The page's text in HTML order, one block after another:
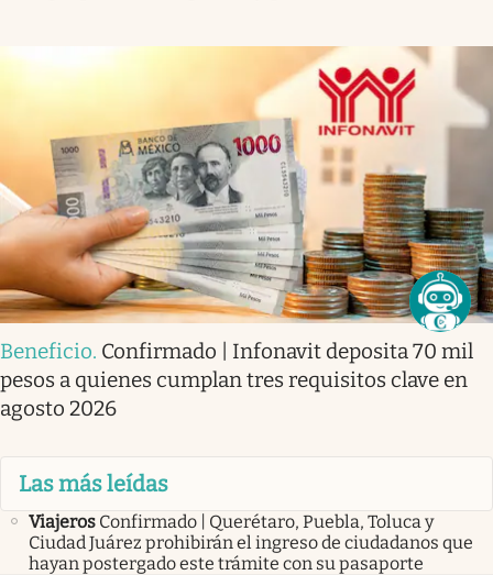
Beneficio. Confirmado | Infonavit deposita 70 mil
pesos a quienes cumplan tres requisitos clave en
agosto 2026
Las más leídas
Viajeros Confirmado | Querétaro, Puebla, Toluca y
Ciudad Juárez prohibirán el ingreso de ciudadanos que
hayan postergado este trámite con su pasaporte